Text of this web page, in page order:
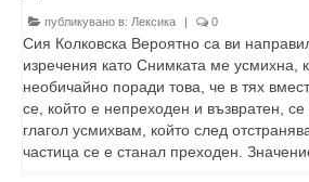
публикувано в: Лексика | 0
Сия Колковска Вероятно са ви
изречения като Снимката ме усмихна,
необичайно поради това, че в тях
се, който е непреходен и възвратен, се
глагол усмихвам, който след
частица се е станал преходен.